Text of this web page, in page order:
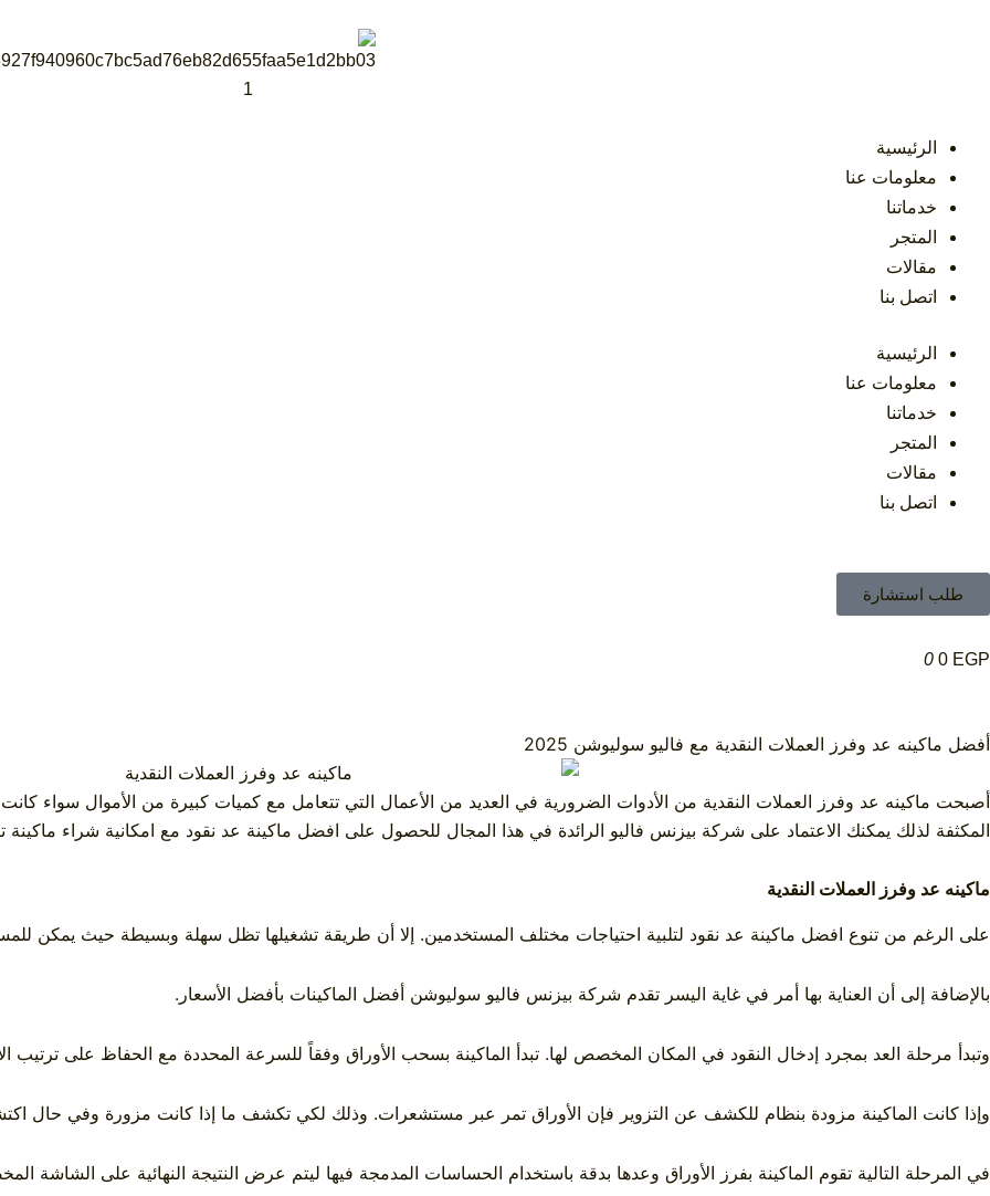
الرئيسية
معلومات عنا
خدماتنا
المتجر
مقالات
اتصل بنا
الرئيسية
معلومات عنا
خدماتنا
المتجر
مقالات
اتصل بنا
طلب استشارة
0 EGP
0
أفضل ماكينه عد وفرز العملات النقدية مع فاليو سوليوشن 2025
أصبحت ماكينه عد وفرز العملات النقدية من الأدوات الضرورية في العديد من الأعمال التي تتعامل مع كميات كبيرة من الأموال سواء كانت
المكثفة لذلك يمكنك الاعتماد على شركة بيزنس فاليو الرائدة في هذا المجال للحصول على افضل ماكينة عد نقود مع امكانية شراء ماكينة
ماكينه عد وفرز العملات النقدية
على الرغم من تنوع افضل ماكينة عد نقود لتلبية احتياجات مختلف المستخدمين. إلا أن طريقة تشغيلها تظل سهلة وبسيطة حيث يمكن
بالإضافة إلى أن العناية بها أمر في غاية اليسر تقدم شركة بيزنس فاليو سوليوشن أفضل الماكينات بأفضل الأسعار.
وتبدأ مرحلة العد بمجرد إدخال النقود في المكان المخصص لها. تبدأ الماكينة بسحب الأوراق وفقاً للسرعة المحددة مع الحفاظ على ترتيب
وإذا كانت الماكينة مزودة بنظام للكشف عن التزوير فإن الأوراق تمر عبر مستشعرات. وذلك لكي تكشف ما إذا كانت مزورة وفي حال
في المرحلة التالية تقوم الماكينة بفرز الأوراق وعدها بدقة باستخدام الحساسات المدمجة فيها ليتم عرض النتيجة النهائية على الشاشة